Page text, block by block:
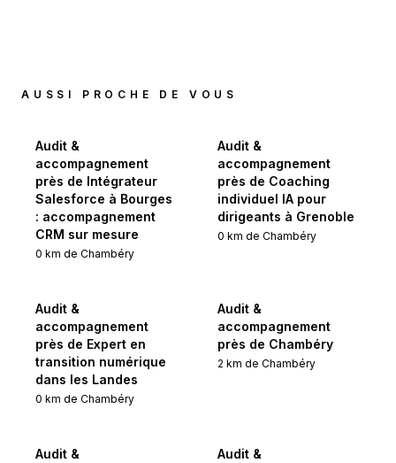
AUSSI PROCHE DE VOUS
Audit &
accompagnement
près de Intégrateur
Salesforce à Bourges
: accompagnement
CRM sur mesure
0 km de Chambéry
Audit &
accompagnement
près de Coaching
individuel IA pour
dirigeants à Grenoble
0 km de Chambéry
Audit &
accompagnement
près de Expert en
transition numérique
dans les Landes
0 km de Chambéry
Audit &
accompagnement
près de Chambéry
2 km de Chambéry
Audit &
Audit &